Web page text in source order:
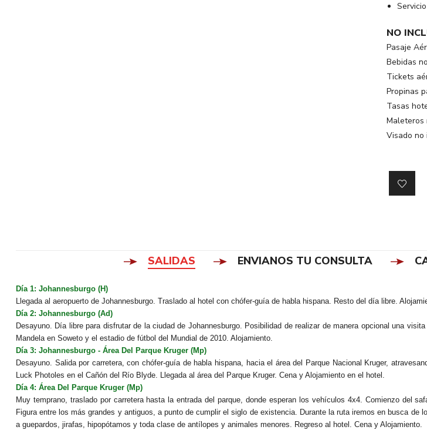
NO
Pasaje
Bebidas
Tickets
Propinas
Tasas
Maleteros
Visado no
SALIDAS ENVIANOS TU CONSULTA
Día 1: Johannesburgo (H)
Llegada al aeropuerto de Johannesburgo. Traslado al hotel con chófer-guía de habla hispana. Resto del día libre.
Día 2: Johannesburgo (Ad)
Desayuno. Día libre para disfrutar de la ciudad de Johannesburgo. Posibilidad de realizar de manera opcional una
Mandela en Soweto y el estadio de fútbol del Mundial de 2010. Alojamiento.
Día 3: Johannesburgo - Área Del Parque Kruger (Mp)
Desayuno. Salida por carretera, con chófer-guía de habla hispana, hacia el área del Parque Nacional Kruger,
Luck Photoles en el Cañón del Río Blyde. Llegada al área del Parque Kruger. Cena y Alojamiento en el hotel.
Día 4: Área Del Parque Kruger (Mp)
Muy temprano, traslado por carretera hasta la entrada del parque, donde esperan los vehículos 4x4. Comienzo del
Figura entre los más grandes y antiguos, a punto de cumplir el siglo de existencia. Durante la ruta iremos en busca
a guepardos, jirafas, hipopótamos y toda clase de antílopes y animales menores. Regreso al hotel. Cena y Alojamiento.